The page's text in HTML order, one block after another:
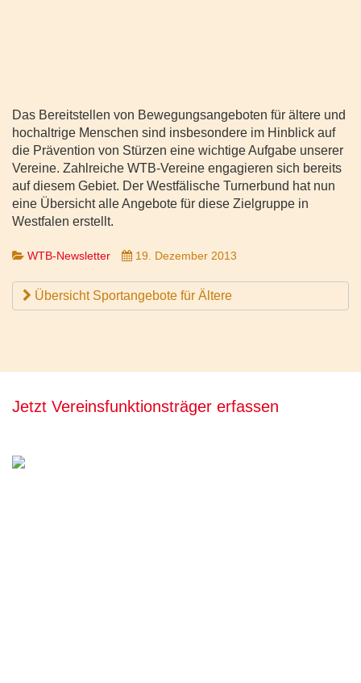
Das Bereitstellen von Bewegungsangeboten für ältere und
hochaltrige Menschen sind insbesondere im Hinblick auf
die Prävention von Stürzen eine wichtige Aufgabe unserer
Vereine. Zahlreiche WTB-Vereine engagieren sich bereits
auf diesem Gebiet. Der Westfälische Turnerbund hat nun
eine Übersicht alle Angebote für diese Zielgruppe in
Westfalen erstellt.
WTB-Newsletter 19. Dezember 2013
Übersicht Sportangebote für Ältere
Jetzt Vereinsfunktionsträger erfassen